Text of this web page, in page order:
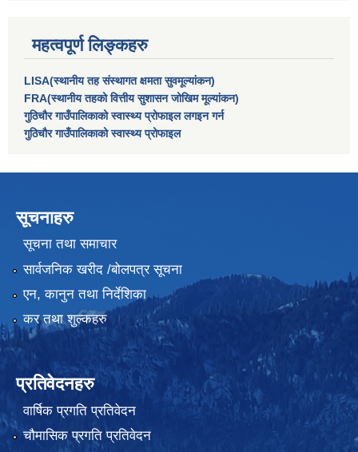
महत्वपूर्ण लिङ्कहरु
LISA(स्थानीय तह संस्थागत क्षमता सुवमूल्यांकन)
FRA(स्थानीय तहको वित्तीय सुशासन जोखिम मूल्यांकन)
गुठिचौर गाउँपालिकाको स्वास्थ्य प्रोफाइल लगइन गर्न
गुठिचौर गाउँपालिकाको स्वास्थ्य प्रोफाइल
सूचनाहरु
सूचना तथा समाचार
सार्वजनिक खरीद /बोलपत्र सूचना
एन, कानुन तथा निर्देशिका
कर तथा शुल्कहरु
प्रतिवेदनहरु
वार्षिक प्रगति प्रतिवेदन
चौमासिक प्रगति प्रतिवेदन